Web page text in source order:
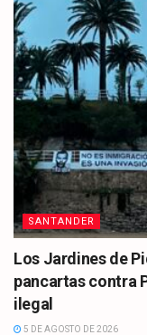
SANTANDER
Los Jardines de
pancartas contra
ilegal
5 DE AGOSTO DE 2026